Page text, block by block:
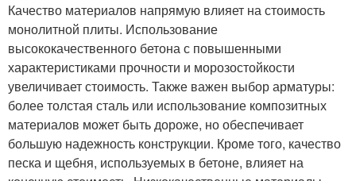
Качество материалов напрямую влияет на стоимость
монолитной плиты. Использование
высококачественного бетона с повышенными
характеристиками прочности и морозостойкости
увеличивает стоимость. Также важен выбор арматуры:
более толстая сталь или использование композитных
материалов может быть дороже, но обеспечивает
большую надежность конструкции. Кроме того, качество
песка и щебня, используемых в бетоне, влияет на